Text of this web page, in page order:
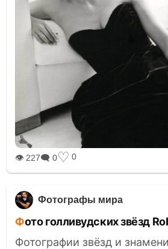
👁 227🗨 0♡ 0
Фотографы мира
Фото голливудских звёзд
Фотографии звёзд и